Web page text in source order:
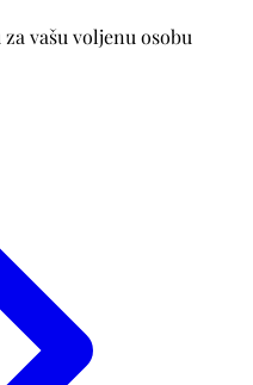
vašu voljenu osobu